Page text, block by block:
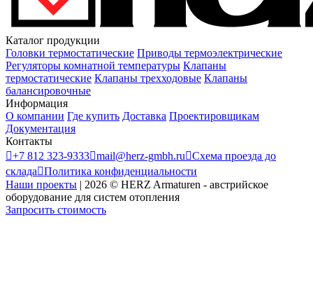
Каталог продукции
Головки термостатические Приводы термоэлектрические
Регуляторы комнатной температуры Клапаны
термостатические Клапаны трехходовые Клапаны
балансировочные
Информация
О компании Где купить Доставка Проектировщикам
Документация
Контакты
+7 812 323-9333mail@herz-gmbh.ruСхема проезда до
складаПолитика конфиденциальности
Наши проекты | 2026 © HERZ Armaturen - австрийское
оборудование для систем отопления
Запросить стоимость